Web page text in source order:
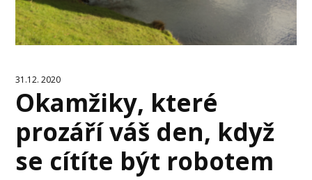
31.12. 2020
Okamžiky, které
prozáří váš den, když
se cítíte být robotem